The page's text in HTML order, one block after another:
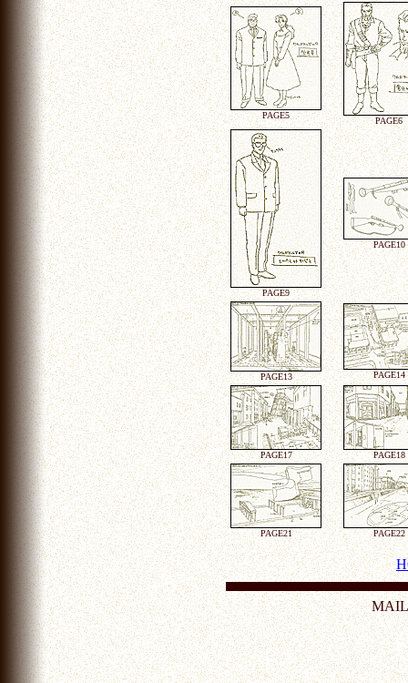
PAGE5
PAGE6
PAGE9
PAGE10
PAGE13 PAGE14
PAGE17 PAGE18
PAGE21 PAGE22